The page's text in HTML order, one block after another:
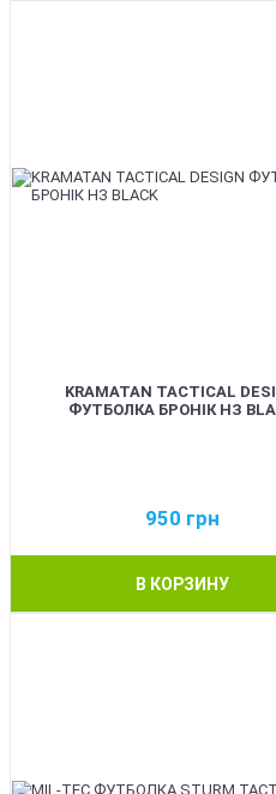
KRAMATAN TACTICAL
ФУТБОЛКА БРОНІК НЗ
950 грн
В КОРЗИНУ